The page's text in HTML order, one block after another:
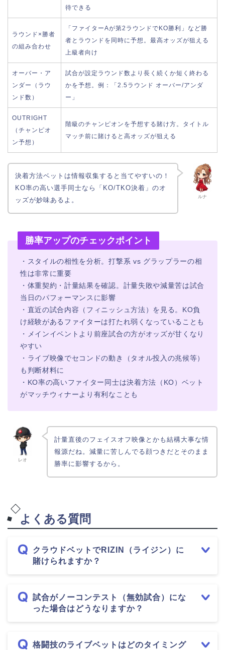
待できる
ラウンド×勝者
の組み合わせ
「ファイターAが第2ラウンドでKO勝利」など勝
者とラウンドを同時に予想。最高オッズが狙える
上級者向け
オーバー・ア
ンダー（ラウ
ンド数）
試合が設定ラウンド数より長く続くか短く終わる
かを予想。例：「2.5ラウンド オーバー/アンダ
ー」
OUTRIGHT
（チャンピオ
ン予想）
階級のチャンピオンを予想する賭け方。タイトル
マッチ前に賭けると高オッズが狙える
ルナ
決着方法ベットは情報収集すると当てやすいの！
KO率の高い選手同士なら「KO/TKO決着」のオ
ッズが妙味あるよ。
勝率アップのチェックポイント
・スタイルの相性を分析。打撃系 vs グラップラーの相
性は非常に重要
・体重契約・計量結果を確認。計量失敗や減量苦は試合
当日のパフォーマンスに影響
・直近の試合内容（フィニッシュ方法）を見る。KO負
け経験があるファイターは打たれ弱くなっていることも
・メインイベントより前座試合の方がオッズが甘くなり
やすい
・ライブ映像でセコンドの動き（タオル投入の兆候等）
も判断材料に
・KO率の高いファイター同士は決着方法（KO）ベット
がマッチウィナーより有利なことも
レオ
計量直後のフェイスオフ映像とかも結構大事な情
報源だね。減量に苦しんでる顔つきだとそのまま
勝率に影響するから。
よくある質問
クラウドベットでRIZIN（ライジン）に
賭けられますか？
試合がノーコンテスト（無効試合）にな
った場合はどうなりますか？
格闘技のライブベットはどのタイミング